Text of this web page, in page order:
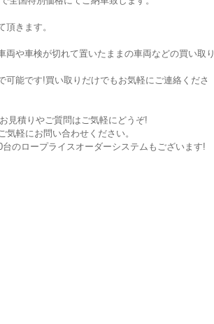
きます。
や車検が切れて置いたままの車両などの買い取り
能です!買い取りだけでもお気軽にご連絡くださ
見積りやご質問はご気軽にどうぞ!
軽にお問い合わせください。
のロープライスオーダーシステムもございます!